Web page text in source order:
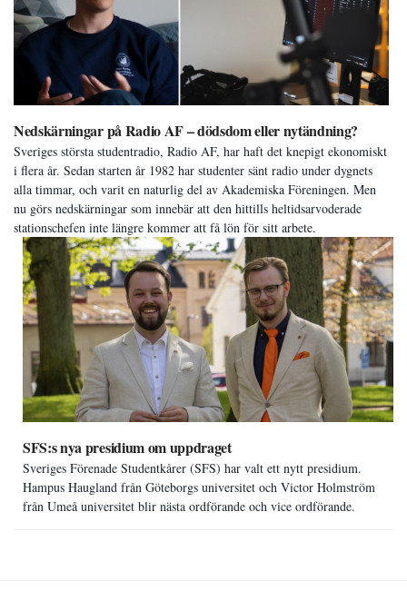
Nedskärningar på Radio AF – dödsdom eller nytändning?
Sveriges största studentradio, Radio AF, har haft det knepigt ekonomiskt
i flera år. Sedan starten år 1982 har studenter sänt radio under dygnets
alla timmar, och varit en naturlig del av Akademiska Föreningen. Men
nu görs nedskärningar som innebär att den hittills heltidsarvoderade
stationschefen inte längre kommer att få lön för sitt arbete.
SFS:s nya presidium om uppdraget
Sveriges Förenade Studentkårer (SFS) har valt ett nytt presidium.
Hampus Haugland från Göteborgs universitet och Victor Holmström
från Umeå universitet blir nästa ordförande och vice ordförande.